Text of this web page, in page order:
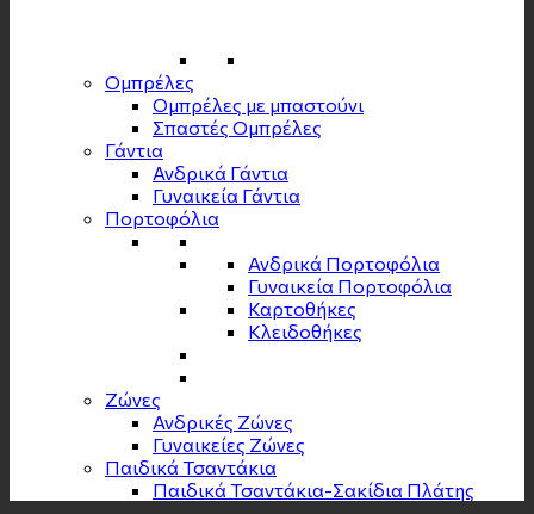
Ομπρέλες
Ομπρέλες με μπαστούνι
Σπαστές Ομπρέλες
Γάντια
Ανδρικά Γάντια
Γυναικεία Γάντια
Πορτοφόλια
Ανδρικά Πορτοφόλια
Γυναικεία Πορτοφόλια
Καρτοθήκες
Κλειδοθήκες
Zώνες
Ανδρικές Ζώνες
Γυναικείες Ζώνες
Παιδικά Τσαντάκια
Παιδικά Τσαντάκια-Σακίδια Πλάτης